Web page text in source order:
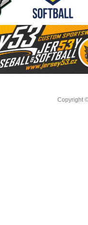
Copyright